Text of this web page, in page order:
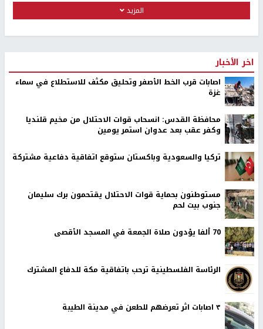
المزيد
اخر الأخبار
اصابات قرب الخط الأصفر وتحليق مكثف للاستطلاع في سماء
غزة
محافظة القدس: انسحاب قوات الاحتلال من مخيم قلنديا
وكفر عقب بعد عدوان استمر يومين
تركيا والسعودية وباكستان ستوقع اتفاقية دفاعية مشتركة
مستوطنون بحماية قوات الاحتلال يقتحمون برك سليمان
جنوب بيت لحم
70 ألفا يؤدون صلاة الجمعة في المسجد الأقصى
الرئاسة الفلسطينية ترحب باتفاقية مكة للدفاع المشترك
٣ اصابات اثر تعرضهم للطعن في مدينة الطيبة